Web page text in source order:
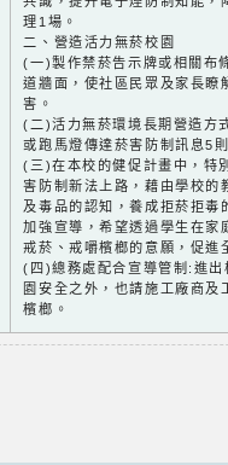
理1場。
二、營造活力無菸校園
(一)製作禁菸告示牌或相關布
道牆面，使社區民眾及家長瞭
害。
(二)活力無菸環境長期營造方
或跑馬燈傳達菸害防制訊息5
(三)在本校的健促計畫中，特
害防制新法上路，藉由學校的
及毒品的認知，養成拒菸拒毒
加強宣導，希望透過學生在家
戒菸、戒嚼檳榔的意願，促進
(四)總務處配合宣導管制:進
園安全之外，也請施工廠商
檳榔。